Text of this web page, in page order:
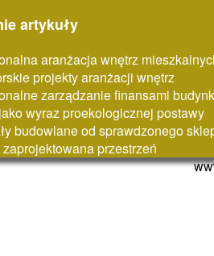
artykuły
aranżacja wnętrz
projekty aranżacji wnętrz
zarządzanie finansami
wyraz proekologicznej postawy
budowlane od sprawdzonego
przestrzeń